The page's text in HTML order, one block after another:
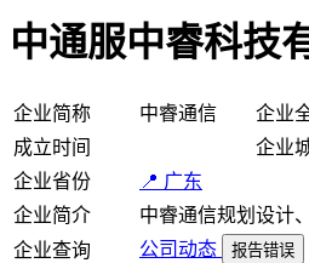
中通服中睿科技
企业简称 中睿通信 企业
成立时间
企业
企业省份
📍 广东
企业简介
中睿通信规划设计
企业查询
公司动态 报告错误